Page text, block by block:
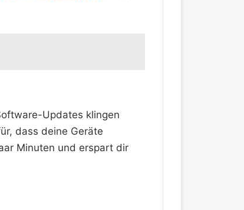
Updates klingen
dass deine Geräte
Minuten und erspart dir